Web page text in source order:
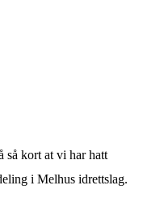
så kort at vi har hatt
i Melhus idrettslag.